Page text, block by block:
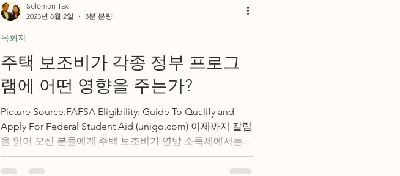
주택 보조비가 각종 정부 프로그
램에 어떤 영향을 주는가?
Picture Source:FAFSA Eligibility: Guide To Qualify and
Apply For Federal Student Aid (unigo.com) 이제까지 칼럼
을 읽어 오신 분들에게 주택 보조비가 연방 소득세에서는...
목회자
Solomon Tax
2023년 8월 2일
3분 분량